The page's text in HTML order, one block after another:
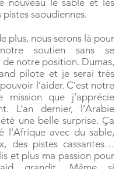
nouveau le sable et les
pistes saoudiennes.
plus, nous serons là pour
soutien sans se
notre position. Dumas,
pilote et je serai très
l’aider. C’est notre
que j’apprécie
L’an dernier, l’Arabie
une belle surprise. Ça
l’Afrique avec du sable,
des pistes cassantes…
et plus ma passion pour